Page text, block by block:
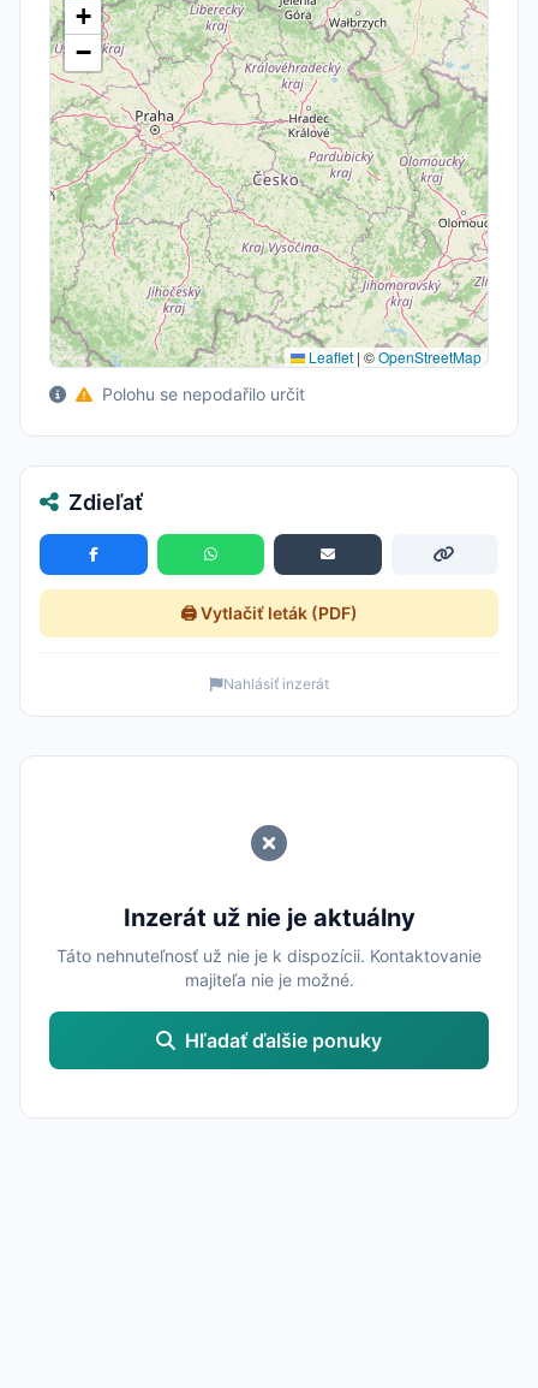
+
−
Leaflet | ©OpenStreetMap
Polohu se nepodařilo určit
Zdieľať
🖨️ Vytlačiť leták (PDF)
Nahlásiť inzerát
Inzerát už nie je aktuálny
Táto nehnuteľnosť už nie je k dispozícii. Kontaktovanie
majiteľa nie je možné.
Hľadať ďalšie ponuky